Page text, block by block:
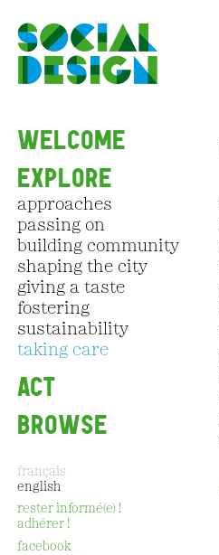
WELCOME
EXPLORE
approaches
passing on
building community
shaping the city
giving a taste
fostering
sustainability
taking care
ACT
BROWSE
français
english
rester informé(e) !
adhérer !
CONTACT
facebook